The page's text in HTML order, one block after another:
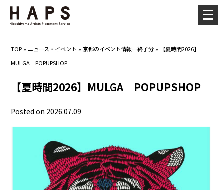
TOP » ニュース・イベント »京都のイベント情報ー終了分 »
【夏時間2026】
MULGA POPUPSHOP
【夏時間2026】MULGA POPUPSHOP
Posted on 2026.07.09
メ
ニ
開